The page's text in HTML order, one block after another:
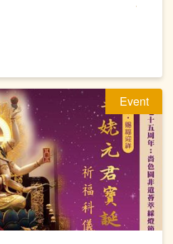
Event